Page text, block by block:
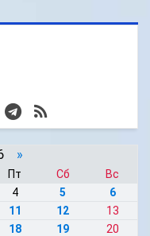
»
Пт Сб
Вс
4 5
6
11 12
13
18 19
20